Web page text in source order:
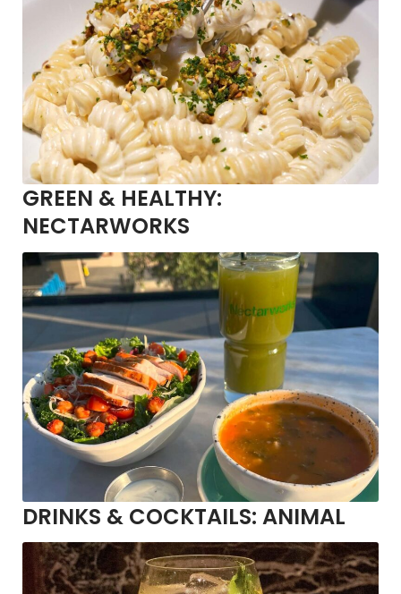
GREEN & HEALTHY:
NECTARWORKS
DRINKS & COCKTAILS: ANIMAL